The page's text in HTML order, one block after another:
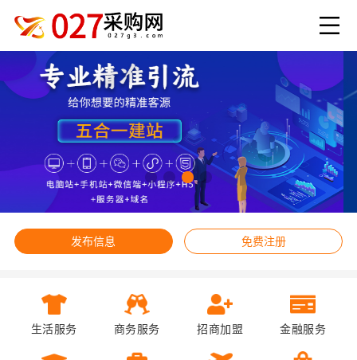
发布信息 免费注册
生活服务 商务服务 招商加盟 金融服务